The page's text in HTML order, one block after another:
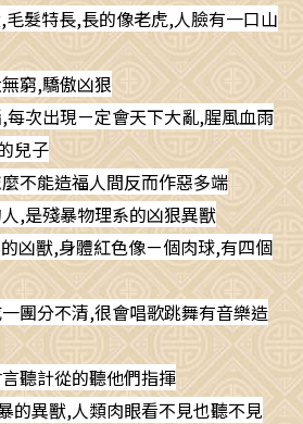
髮特長,長的像老虎,人臉有一口山
窮,驕傲凶狠
次出現ㄧ定會天下大亂,腥風血雨
兒子
不能造福人間反而作惡多端
,是殘暴物理系的凶狠異獸
凶獸,身體紅色像ㄧ個肉球,有四個
團分不清,很會唱歌跳舞有音樂造
聽計從的聽他們指揮
的異獸,人類肉眼看不見也聽不見